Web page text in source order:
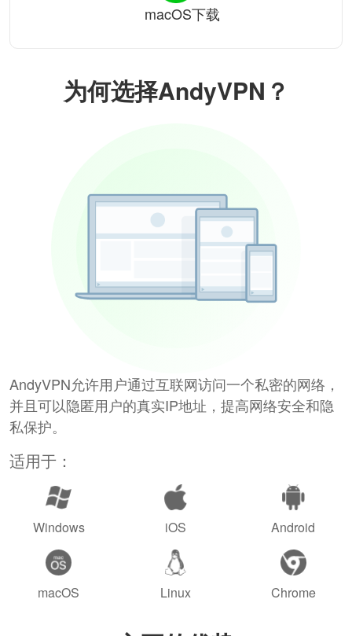
为何选择AndyVPN？
AndyVPN允许用户通过互联网访问一个私密的网络，
并且可以隐匿用户的真实IP地址，提高网络安全和隐
私保护。
适用于：
Windows iOS Android
macOS Linux Chrome
macOS下载